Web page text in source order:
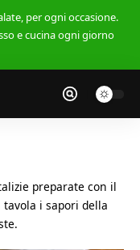
per ogni occasione.
e cucina ogni giorno
preparate con il
i sapori della